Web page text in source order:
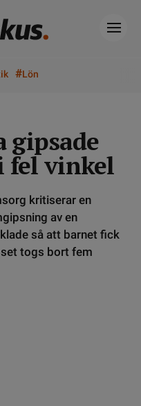
#Lön
gipsade
fel vinkel
kritiserar en
av en
så att barnet fick
togs bort fem